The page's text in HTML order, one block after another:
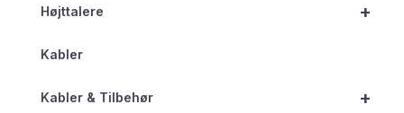
+
Højttalere
Kabler
+
Kabler & Tilbehør